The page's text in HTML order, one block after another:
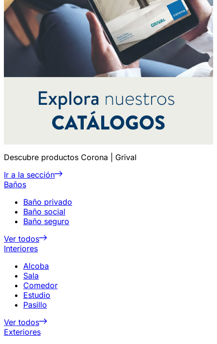
Descubre productos Corona | Grival
Ir a la sección
Baños
Baño privado
Baño social
Baño seguro
Ver todos
Interiores
Alcoba
Sala
Comedor
Estudio
Pasillo
Ver todos
Exteriores